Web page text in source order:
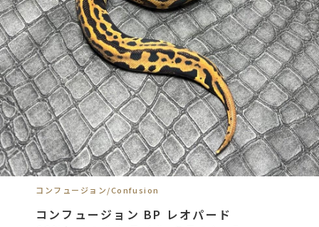
コンフュージョン/Confusion
コンフュージョン BP レオパード